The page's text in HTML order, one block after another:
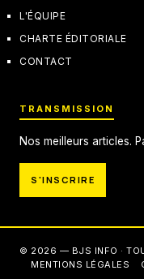
L'ÉQUIPE
CHARTE ÉDITORIALE
CONTACT
TRANSMISSION
Nos meilleurs articles.
S'INSCRIRE
© 2026 — BJS INFO ·
MENTIONS LÉGALES